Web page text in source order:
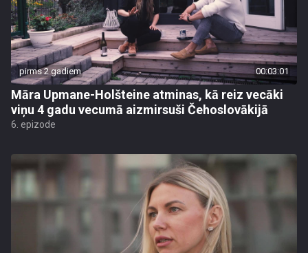
pirms 2 gadiem 00:03:01
Māra Upmane-Holšteine atminas, kā reiz vecāki
viņu 4 gadu vecumā aizmirsuši Čehoslovākijā
6. epizode